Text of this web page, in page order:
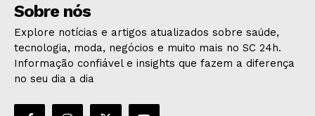
Sobre nós
Explore notícias e artigos atualizados sobre saúde,
tecnologia, moda, negócios e muito mais no SC 24h.
Informação confiável e insights que fazem a diferença
no seu dia a dia